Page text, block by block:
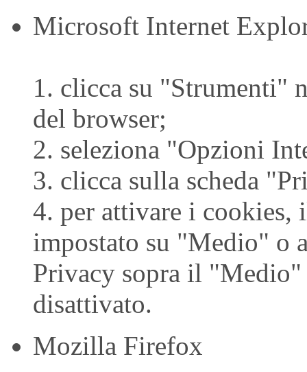
Microsoft Internet
1. clicca su "Strumenti"
del browser;
2. seleziona "Opzioni
3. clicca sulla scheda
4. per attivare i cookies,
impostato su "Medio" o
Privacy sopra il
disattivato.
Mozilla Firefox